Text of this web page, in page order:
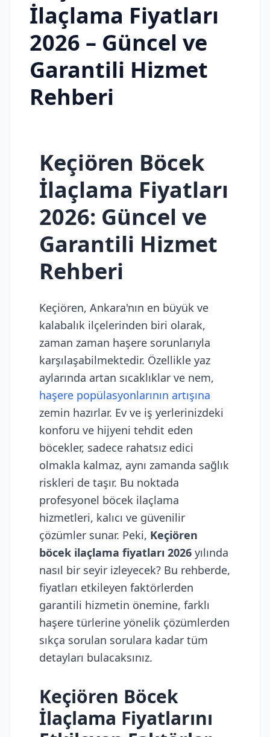
İlaçlama Fiyatları
2026 – Güncel ve
Garantili Hizmet
Rehberi
Keçiören Böcek
İlaçlama Fiyatları
2026: Güncel ve
Garantili Hizmet
Rehberi
Keçiören, Ankara'nın en büyük ve
kalabalık ilçelerinden biri olarak,
zaman zaman haşere sorunlarıyla
karşılaşabilmektedir. Özellikle yaz
aylarında artan sıcaklıklar ve nem,
haşere popülasyonlarının artışına
zemin hazırlar. Ev ve iş yerlerinizdeki
konforu ve hijyeni tehdit eden
böcekler, sadece rahatsız edici
olmakla kalmaz, aynı zamanda sağlık
riskleri de taşır. Bu noktada
profesyonel böcek ilaçlama
hizmetleri, kalıcı ve güvenilir
çözümler sunar. Peki, Keçiören
böcek ilaçlama fiyatları 2026 yılında
nasıl bir seyir izleyecek? Bu rehberde,
fiyatları etkileyen faktörlerden
garantili hizmetin önemine, farklı
haşere türlerine yönelik çözümlerden
sıkça sorulan sorulara kadar tüm
detayları bulacaksınız.
Keçiören Böcek
İlaçlama Fiyatlarını